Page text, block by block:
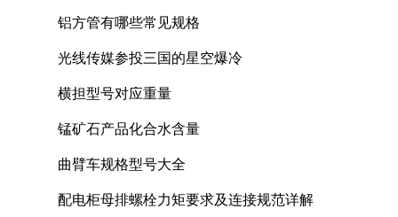
铝方管有哪些常见规格
光线传媒参投三国的星空爆冷
横担型号对应重量
锰矿石产品化合水含量
曲臂车规格型号大全
配电柜母排螺栓力矩要求及连接规范详解